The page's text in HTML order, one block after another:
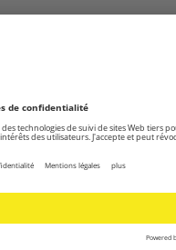
de
plus